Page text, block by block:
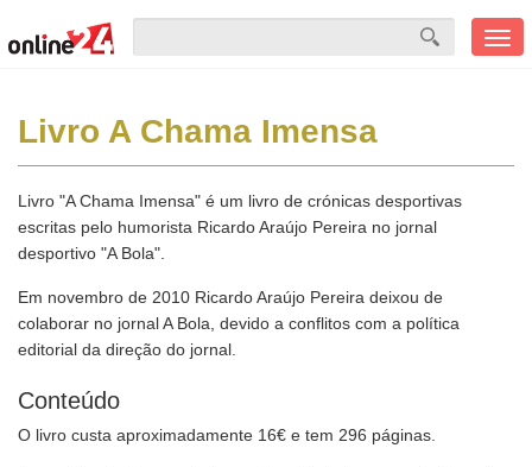
Livro A Chama Imensa
Livro "A Chama Imensa" é um livro de crónicas desportivas
escritas pelo humorista Ricardo Araújo Pereira no jornal
desportivo "A Bola".
Em novembro de 2010 Ricardo Araújo Pereira deixou de
colaborar no jornal A Bola, devido a conflitos com a política
editorial da direção do jornal.
Conteúdo
O livro custa aproximadamente 16€ e tem 296 páginas.